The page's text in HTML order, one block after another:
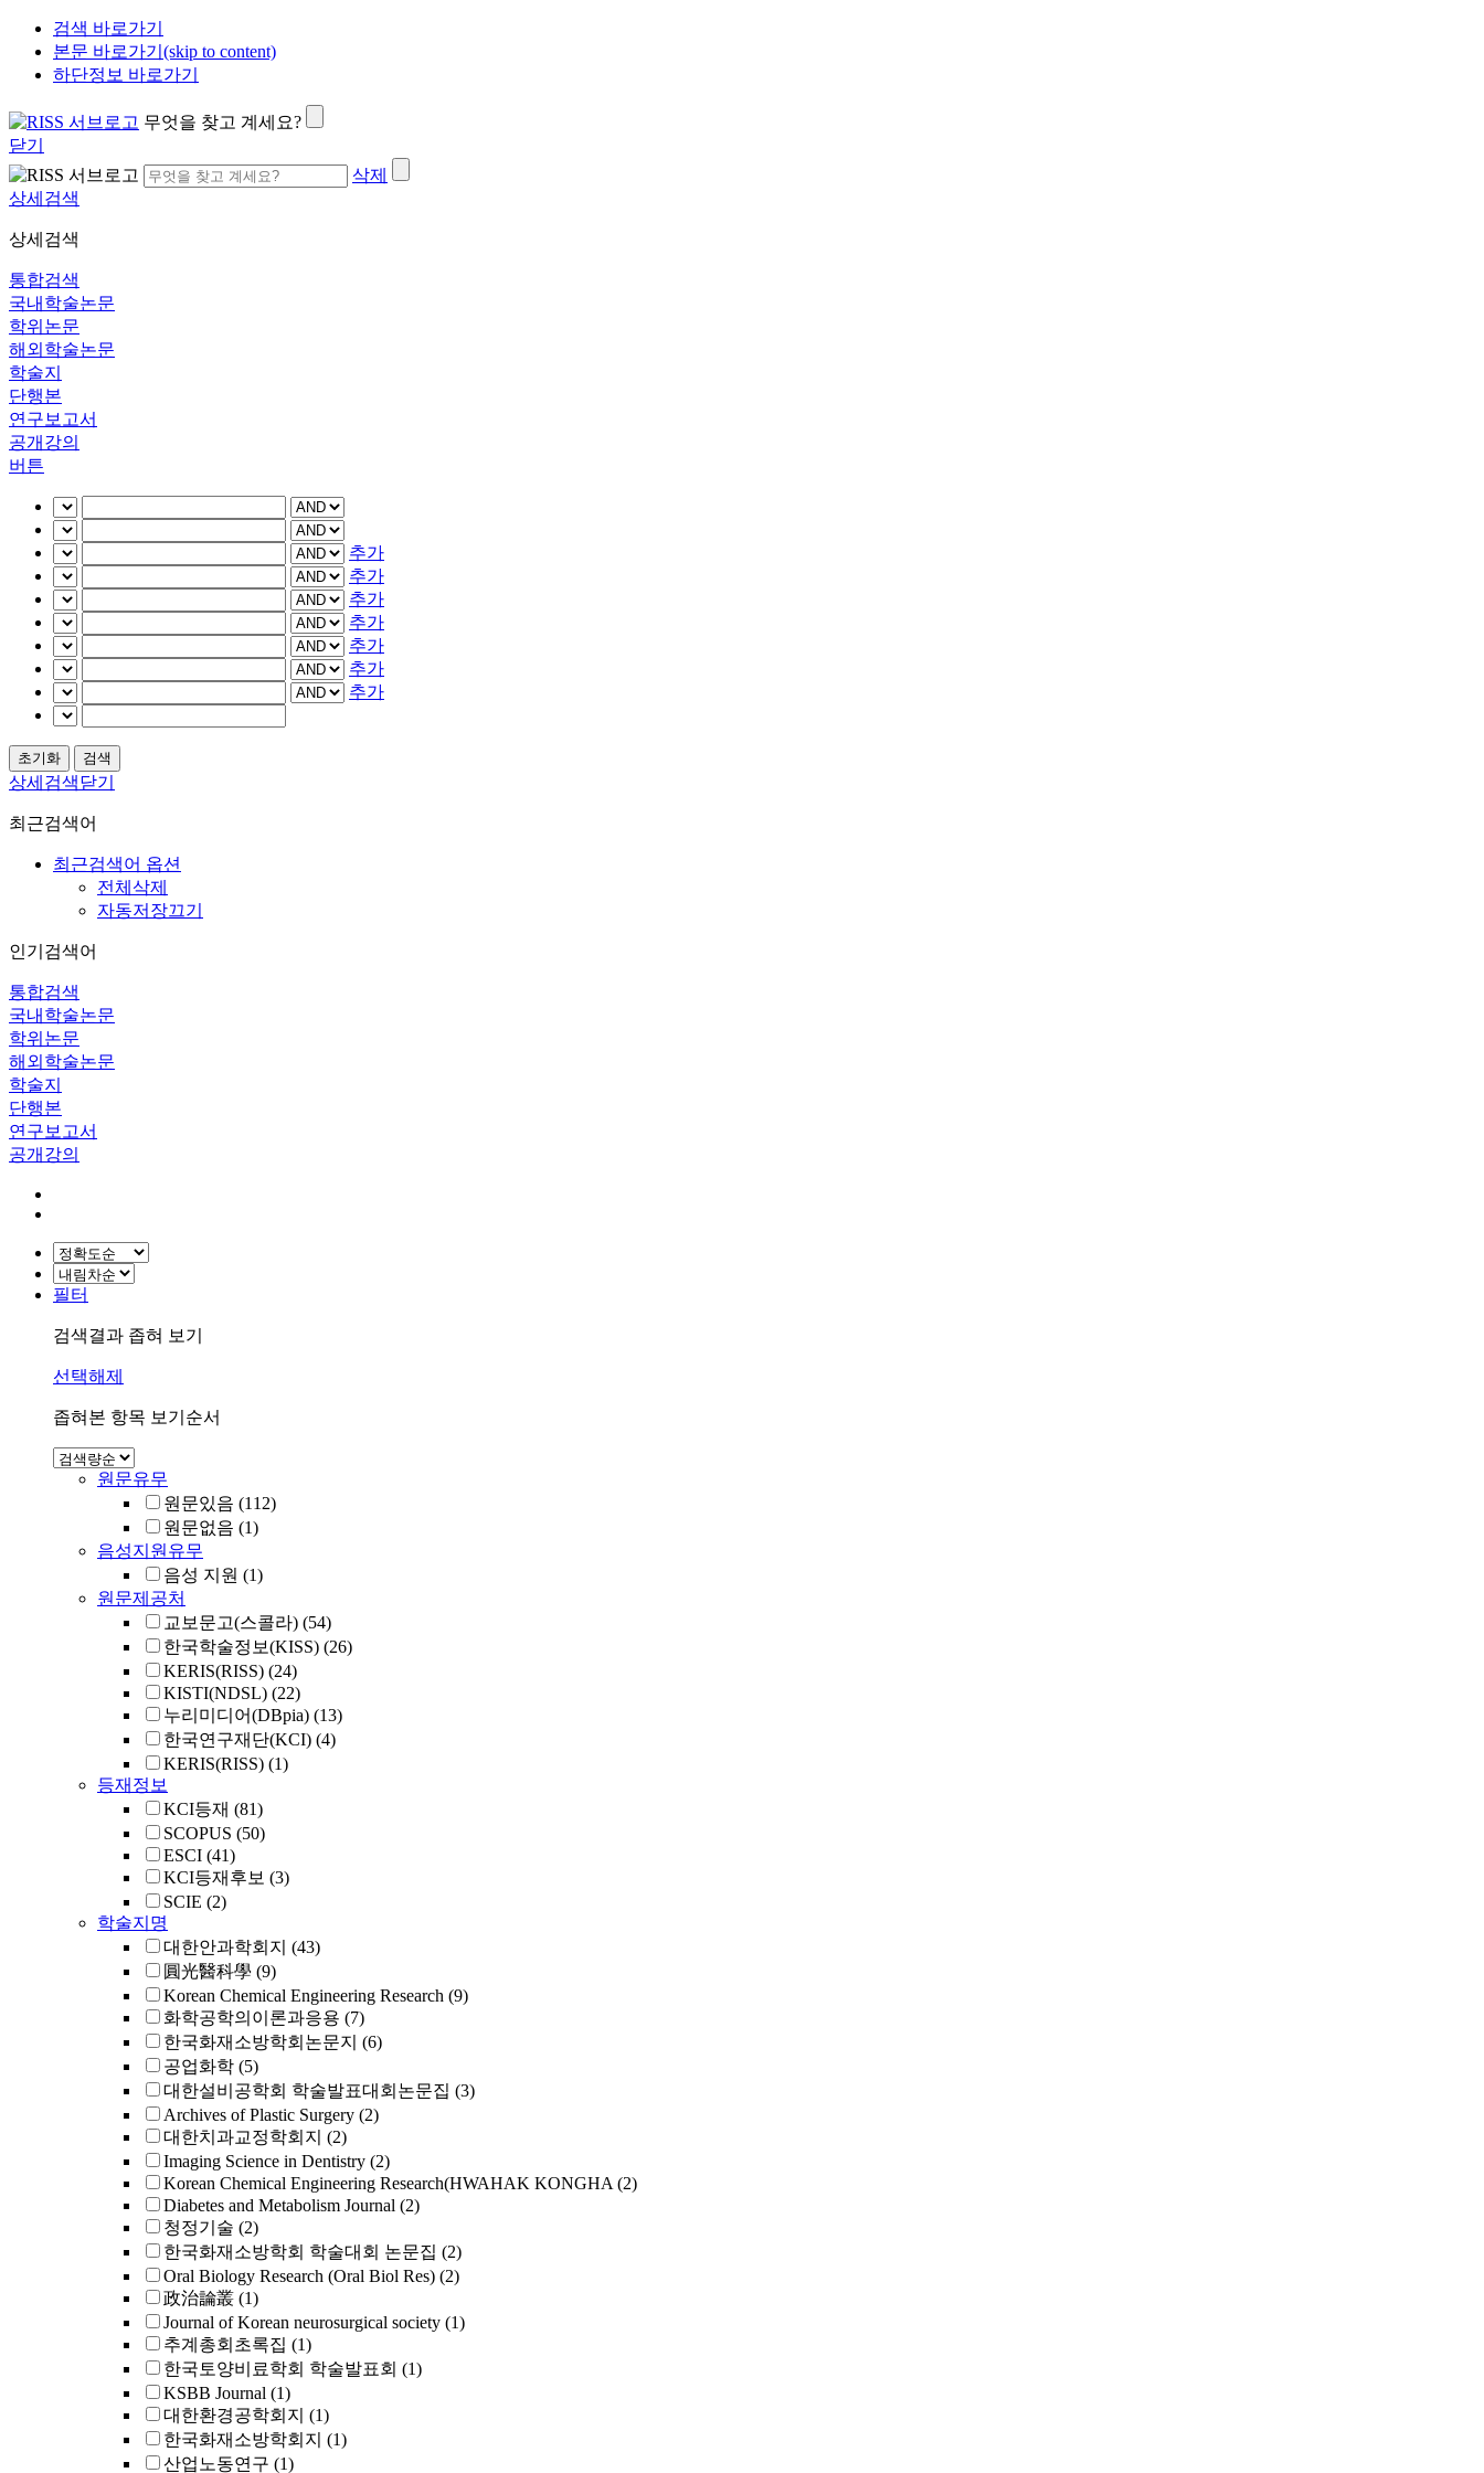
검색 바로가기
본문 바로가기(skip to content)
하단정보 바로가기
무엇을 찾고 계세요?
닫기
삭제
상세검색
상세검색
통합검색
국내학술논문
학위논문
해외학술논문
학술지
단행본
연구보고서
공개강의
버튼
추가
추가
추가
추가
추가
추가
추가
상세검색닫기
최근검색어
최근검색어 옵션
전체삭제
자동저장끄기
인기검색어
통합검색
국내학술논문
학위논문
해외학술논문
학술지
단행본
연구보고서
공개강의
필터
검색결과 좁혀 보기
선택해제
좁혀본 항목 보기순서
원문유무
원문있음 (112)
원문없음 (1)
음성지원유무
음성 지원 (1)
원문제공처
교보문고(스콜라) (54)
한국학술정보(KISS) (26)
KERIS(RISS) (24)
KISTI(NDSL) (22)
누리미디어(DBpia) (13)
한국연구재단(KCI) (4)
KERIS(RISS) (1)
등재정보
KCI등재 (81)
SCOPUS (50)
ESCI (41)
KCI등재후보 (3)
SCIE (2)
학술지명
대한안과학회지 (43)
圓光醫科學 (9)
Korean Chemical Engineering Research (9)
화학공학의이론과응용 (7)
한국화재소방학회논문지 (6)
공업화학 (5)
대한설비공학회 학술발표대회논문집 (3)
Archives of Plastic Surgery (2)
대한치과교정학회지 (2)
Imaging Science in Dentistry (2)
Korean Chemical Engineering Research(HWAHAK KONGHA (2)
Diabetes and Metabolism Journal (2)
청정기술 (2)
한국화재소방학회 학술대회 논문집 (2)
Oral Biology Research (Oral Biol Res) (2)
政治論叢 (1)
Journal of Korean neurosurgical society (1)
추계총회초록집 (1)
한국토양비료학회 학술발표회 (1)
KSBB Journal (1)
대한환경공학회지 (1)
한국화재소방학회지 (1)
산업노동연구 (1)